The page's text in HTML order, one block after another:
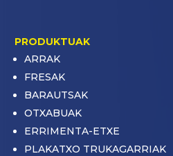
PRODUKTUAK
ARRAK
FRESAK
BARAUTSAK
OTXABUAK
ERRIMENTA-ETXE
PLAKATXO TRUKAGARRIAK